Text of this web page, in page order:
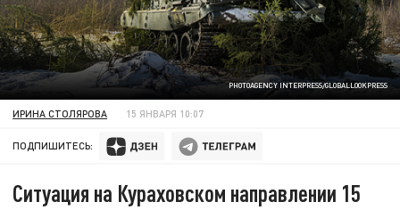
PHOTOAGENCY INTERPRESS/GLOBALLOOKPRESS
ИРИНА СТОЛЯРОВА 15 ЯНВАРЯ 10:07
ПОДПИШИТЕСЬ:
Ситуация на Кураховском направлении 15